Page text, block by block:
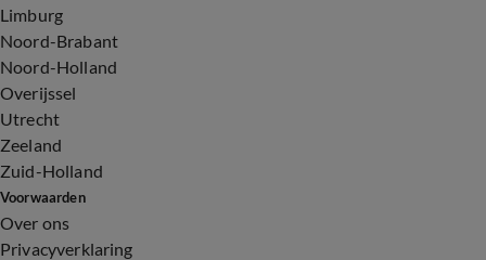
Limburg
Noord-Brabant
Noord-Holland
Overijssel
Utrecht
Zeeland
Zuid-Holland
Voorwaarden
Over ons
Privacyverklaring